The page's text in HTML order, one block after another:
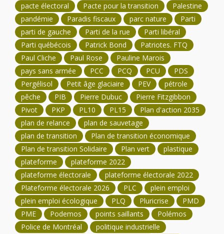
pacte électoral
Pacte pour la transition
Palestine
pandémie
Paradis fiscaux parc nature
Parti
parti de gauche
Parti de la rue
Parti libéral
Parti québécois
Patrick Bond
Patriotes. FTQ
Paul Cliche
Paul Rose
Pauline Marois
pays sans armée
PCC PCQ PCU
PDS
Pergélisol
Petit âge glaciaire PEV
pétrole
pêche
PIB Pierre Dubuc
Pierre Fitzgibbon
Pivot
PKP PL10 PL15
Plan d'action 2035
plan de relance
plan de sauvetage
plan de transition
Plan de transition économique
Plan de transition Solidaire
Plan vert
plastique
plateforme
plateforme 2022
plateforme électorale
plateforme électorale 2022
Plateforme électorale 2026
PLC
plein emploi
plein emploi écologique
PLQ Pluricrise
PMD
PME
Podemos points saillants
Polémos
Police de Montréal
politique industrielle